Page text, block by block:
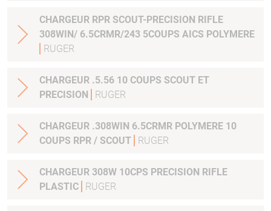
CHARGEUR RPR SCOUT-PRECISION RIFLE
308WIN/ 6.5CRMR/243 5COUPS AICS POLYMERE
RUGER
CHARGEUR .5.56 10 COUPS SCOUT ET
PRECISION
RUGER
CHARGEUR .308WIN 6.5CRMR POLYMERE 10
COUPS RPR / SCOUT
RUGER
CHARGEUR 308W 10CPS PRECISION RIFLE
PLASTIC
RUGER